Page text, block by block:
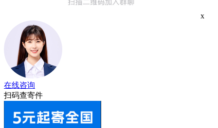
x
在线咨询
扫码查寄件